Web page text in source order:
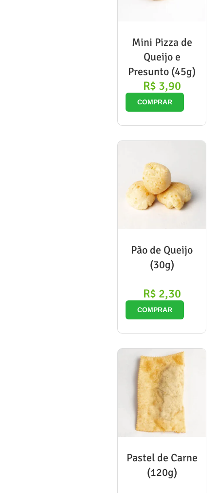
Mini Pizza de
Queijo e
Presunto (45g)
R$ 3,90
COMPRAR
Pão de Queijo
(30g)
R$ 2,30
COMPRAR
Pastel de Carne
(120g)